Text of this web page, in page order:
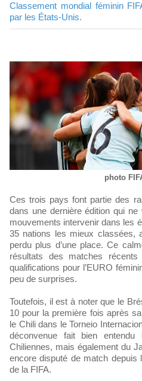
Classement mondial féminin
par les États-Unis.
photo
Ces trois pays font partie des rares à tirer leur épingle du jeu
dans une dernière édition qui
mouvements intervenir dans les
35 nations les mieux classées,
perdu plus d’une place. Ce
résultats des matches
qualifications pour l’EURO
peu de surprises.
Toutefois, il est à noter que le
10 pour la première fois après
le Chili dans le Torneio
déconvenue fait bien
Chiliennes, mais également du
encore disputé de match depuis
de la FIFA.